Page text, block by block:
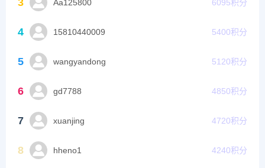
Aa125800 6095积分
4 15810440009 5400积分
5 wangyandong 5120积分
6 gd7788 4850积分
7 xuanjing 4720积分
8 hheno1 4240积分